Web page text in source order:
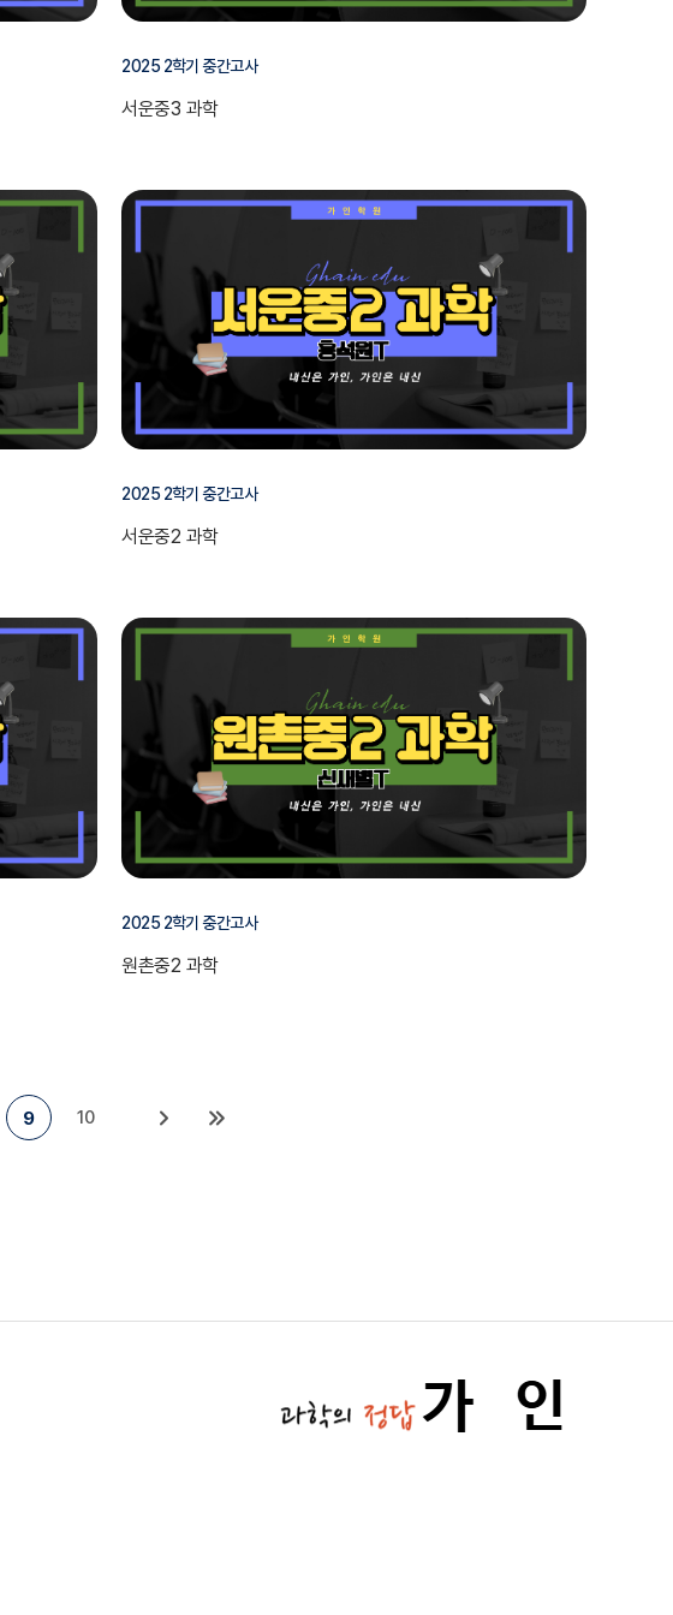
2025 2학기 중간고사
서운중3 과학
2025 2학기 중간고사
서운중2 과학
2025 2학기 중간고사
원촌중2 과학
9 10